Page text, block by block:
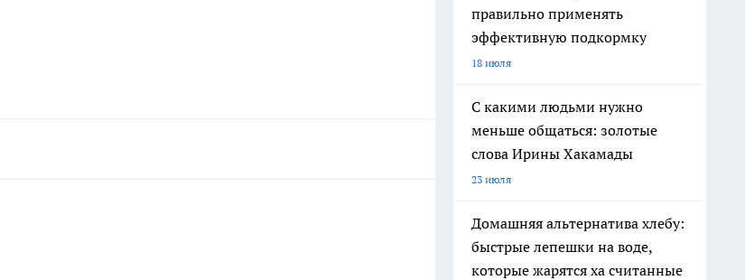
правильно применять
эффективную подкормку
18 июля
С какими людьми нужно
меньше общаться: золотые
слова Ирины Хакамады
23 июля
Домашняя альтернатива хлебу:
быстрые лепешки на воде,
которые жарятся ха считанные